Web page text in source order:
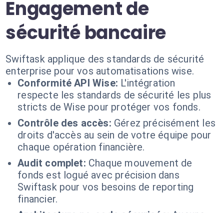
Engagement de
sécurité bancaire
Swiftask applique des standards de sécurité
enterprise pour vos automatisations wise.
Conformité API Wise: L'intégration
respecte les standards de sécurité les plus
stricts de Wise pour protéger vos fonds.
Contrôle des accès: Gérez précisément les
droits d'accès au sein de votre équipe pour
chaque opération financière.
Audit complet: Chaque mouvement de
fonds est logué avec précision dans
Swiftask pour vos besoins de reporting
financier.